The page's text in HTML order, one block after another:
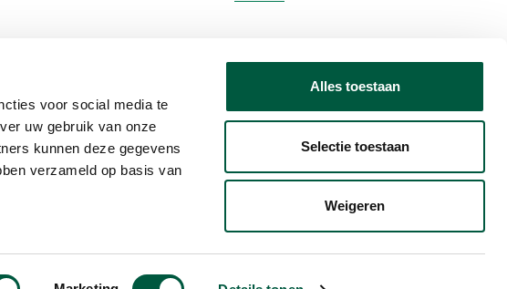
voor social media te
uw gebruik van onze
kunnen deze gegevens
verzameld op basis van
Alles toestaan
Selectie toestaan
Weigeren
menu
Contact